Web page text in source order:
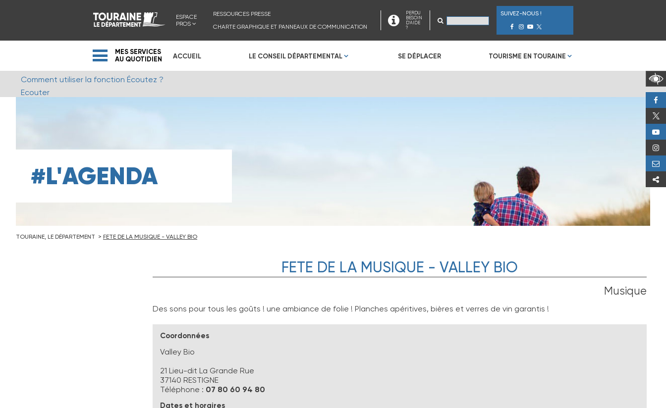
ESPACE
PROS
RESSOURCES PRESSE
CHARTE GRAPHIQUE ET PANNEAUX DE COMMUNICATION
PERDU
BESOIN
D'AIDE
?
SUIVEZ-NOUS !
MES SERVICES
AU QUOTIDIEN
ACCUEIL LE CONSEIL DÉPARTEMENTAL SE DÉPLACER TOURISME EN TOURAINE
Comment utiliser la fonction Écoutez ?
Ecouter
#L'AGENDA
TOURAINE, LE DÉPARTEMENT FETE DE LA MUSIQUE - VALLEY BIO
FETE DE LA MUSIQUE - VALLEY BIO
Musique
Des sons pour tous les goûts ! une ambiance de folie ! Planches apéritives, bières et verres de vin garantis !
Coordonnées
Valley Bio
21 Lieu-dit La Grande Rue
37140 RESTIGNE
Téléphone : 07 80 60 94 80
Dates et horaires